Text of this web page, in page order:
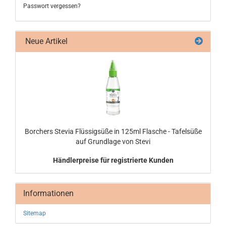
Passwort vergessen?
Neue Artikel
Bor­chers Ste­via Flüs­sigsü­ße in 125ml Fla­sche - Ta­fel­sü­ße
auf Grund­la­ge von Stevi
Händlerpreise für registrierte Kunden
Informationen
Sitemap